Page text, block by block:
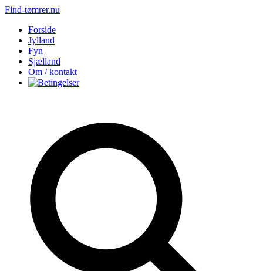
Find-tømrer.nu
Forside
Jylland
Fyn
Sjælland
Om / kontakt